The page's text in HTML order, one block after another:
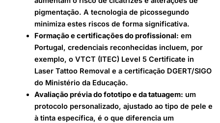
pigmentação. A tecnologia de picossegundo
minimiza estes riscos de forma significativa.
Formação e certificações do profissional: em
Portugal, credenciais reconhecidas incluem, por
exemplo, o VTCT (ITEC) Level 5 Certificate in
Laser Tattoo Removal e a certificação DGERT/SIGO
do Ministério da Educação.
Avaliação prévia do fototipo e da tatuagem: um
protocolo personalizado, ajustado ao tipo de pele e
à tinta específica, é o que diferencia um